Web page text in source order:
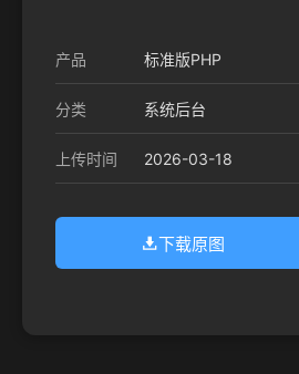
产品 标准版PHP
分类 系统后台
上传时间 2026-03-18
下载原图